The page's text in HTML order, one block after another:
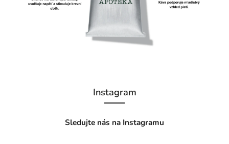
Instagram
Sledujte nás na Instagramu